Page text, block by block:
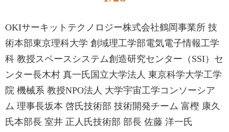
OKIサーキットテクノロジー株式会社鶴岡事業所 技
術本部東京理科大学 創域理工学部電気電子情報工学
科 教授スペースシステム創造研究センター（SSI）セ
ンター長木村 真一氏国立大学法人 東京科学大学工学
院 機械系 教授NPO法人 大学宇宙工学コンソーシア
ム 理事長坂本 啓氏技術部 技術開発チーム 富樫 康久
氏本部長 室井 正人氏技術部 部長 佐藤 洋一氏